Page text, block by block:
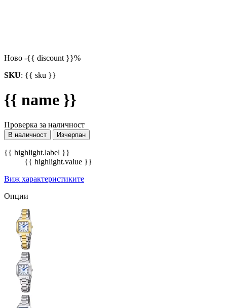
Ново -{{ discount }}%
SKU: {{ sku }}
{{ name }}
Проверка за наличност
В наличност Изчерпан
{{ highlight.label }}
{{ highlight.value }}
Виж характеристиките
Опции